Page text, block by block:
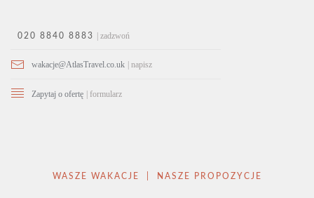
020 8840 8883 | zadzwoń
wakacje@AtlasTravel.co.uk | napisz
Zapytaj o ofertę | formularz
WASZE WAKACJE | NASZE PROPOZYCJE